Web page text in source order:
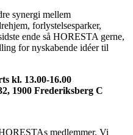
synergi mellem
forlystelsesparker,
ende så HORESTA gerne,
for nyskabende idéer til
kl. 13.00-16.00
1900 Frederiksberg C
medlemmer. Vi